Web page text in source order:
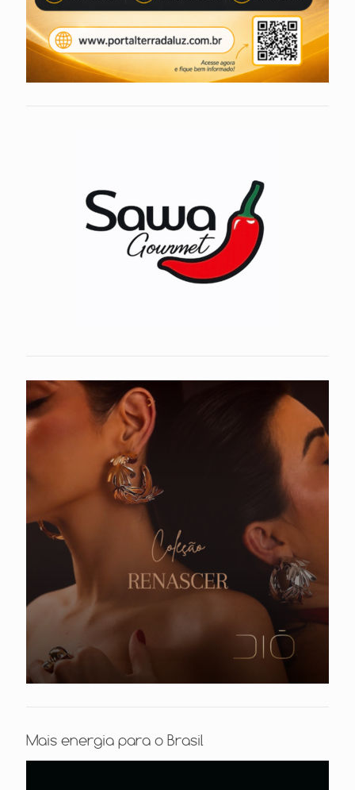
Mais energia para o Brasil